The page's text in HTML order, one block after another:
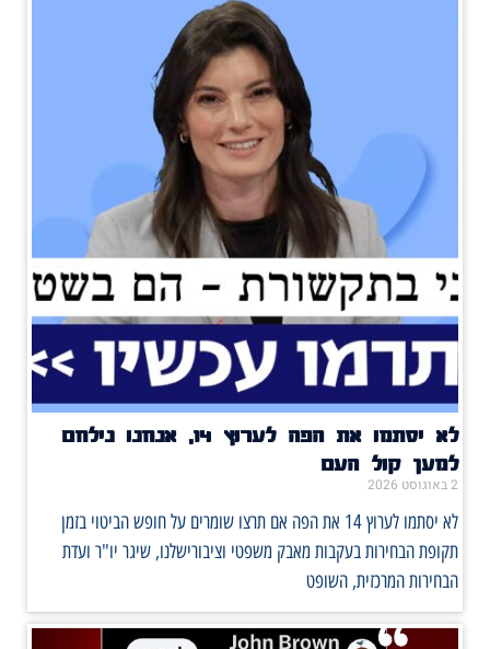
לא יסתמו את הפה לערוץ 14, אנחנו נילחם
למען קול העם
2 באוגוסט 2026
לא יסתמו לערוץ 14 את הפה אם תרצו שומרים על חופש הביטוי בזמן
תקופת הבחירות בעקבות מאבק משפטי וציבורישלנו, שיגר יו"ר ועדת
הבחירות המרכזית, השופט